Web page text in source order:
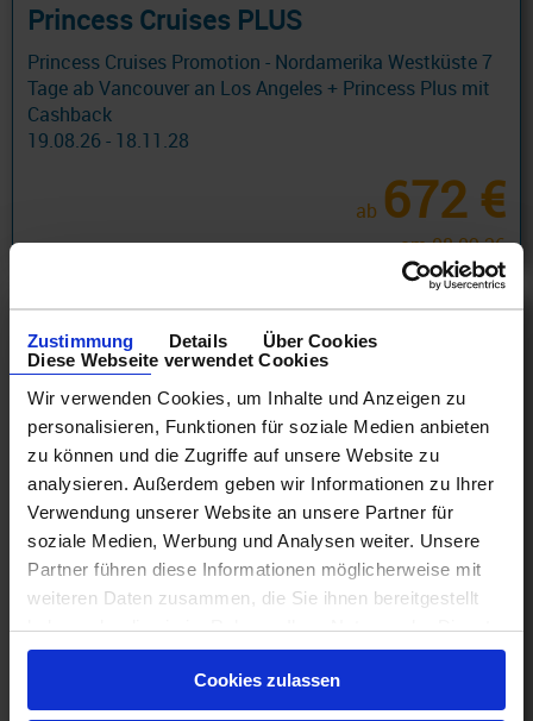
Zustimmung Details
Über Cookies
Diese Webseite verwendet Cookies
Wir verwenden Cookies, um Inhalte und Anzeigen zu
personalisieren, Funktionen für soziale Medien anbieten
zu können und die Zugriffe auf unsere Website zu
analysieren. Außerdem geben wir Informationen zu Ihrer
Verwendung unserer Website an unsere Partner für
soziale Medien, Werbung und Analysen weiter. Unsere
Partner führen diese Informationen möglicherweise mit
weiteren Daten zusammen, die Sie ihnen bereitgestellt
haben oder die sie im Rahmen Ihrer Nutzung der Dienste
gesammelt haben.
Cookies zulassen
Princess Cruises PLUS
Princess Cruises Promotion - Nordamerika Westküste 7
Tage ab Vancouver an Los Angeles + Princess Plus mit
Cashback
19.08.26 - 18.11.28
ab 672 €
am 08.09.26
Princess Cruises Asien
Fernost 8 Tage ab Yokohama - Tokio an Tokyo mit
01.10.26 - 28.10.28